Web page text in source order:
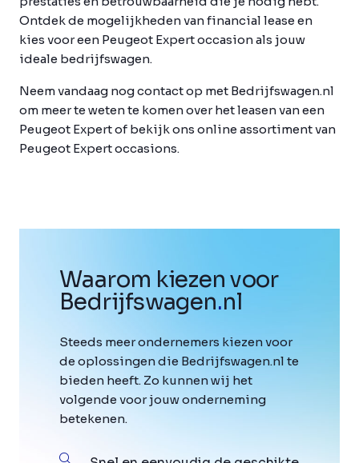
Ontdek de mogelijkheden van financial lease en
kies voor een Peugeot Expert occasion als jouw
ideale bedrijfswagen.
Neem vandaag nog contact op met Bedrijfswagen.nl
om meer te weten te komen over het leasen van een
Peugeot Expert of bekijk ons online assortiment van
Peugeot Expert occasions.
Waarom kiezen voor
Bedrijfswagen.nl
Steeds meer ondernemers kiezen voor
de oplossingen die Bedrijfswagen.nl te
bieden heeft. Zo kunnen wij het
volgende voor jouw onderneming
betekenen.